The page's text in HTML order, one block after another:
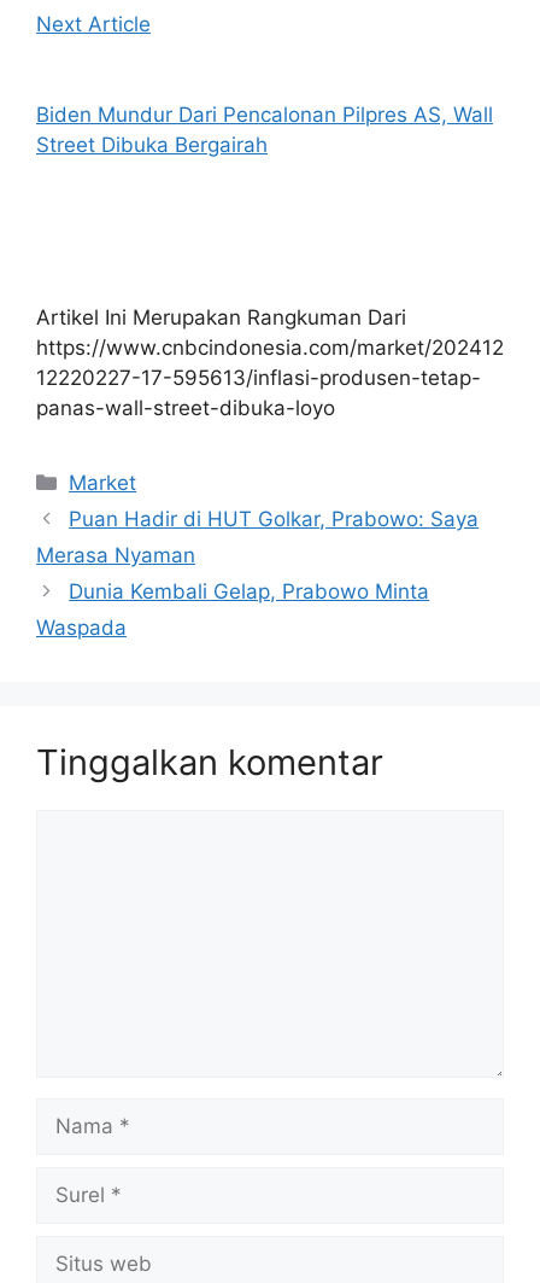
Next Article
Biden Mundur Dari Pencalonan Pilpres AS, Wall
Street Dibuka Bergairah
Artikel Ini Merupakan Rangkuman Dari
https://www.cnbcindonesia.com/market/202412
12220227-17-595613/inflasi-produsen-tetap-
panas-wall-street-dibuka-loyo
Kategori
Market
Puan Hadir di HUT Golkar, Prabowo: Saya
Merasa Nyaman
Dunia Kembali Gelap, Prabowo Minta
Waspada
Tinggalkan komentar
Nama
Surel
Situs